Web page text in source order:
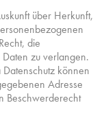
über Herkunft,
die
zu verlangen.
können
Adresse
Beschwerderecht